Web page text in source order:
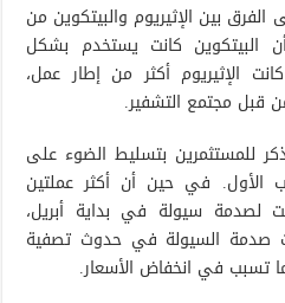
بين الإثيريوم والبيتكوين من
البيتكوين كانت يستخدم بشكل
الإثيريوم أكثر من إطار عمل،
قبل مجتمع التشفير.
للمستثمرين بتسليط الضوء على
الأول. في حين أن أكثر عملتين
لصدمة سيولة في بداية أبريل،
صدمة السيولة في حدوث تصفية
تسبب في انخفاض الأسعار.